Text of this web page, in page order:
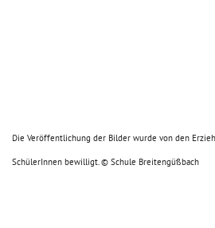
Die Veröffentlichung der Bilder wurde von den
SchülerInnen bewilligt. © Schule Breitengüßbach